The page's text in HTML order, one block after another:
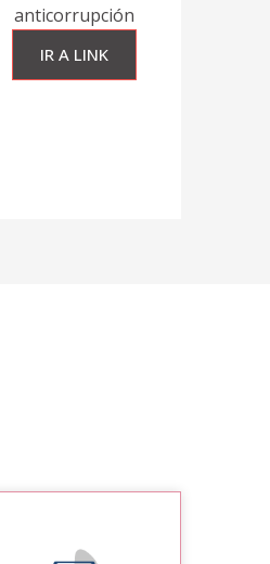
anticorrupción
IR A LINK